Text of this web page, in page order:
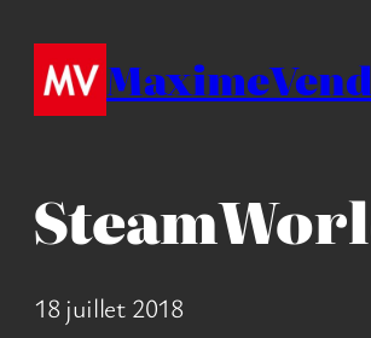
contenu
18 juillet 2018